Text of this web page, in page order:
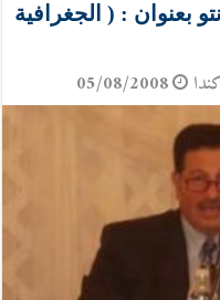
بعنوان : ( الجغرافية
05/08/2008